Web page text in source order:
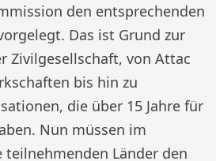
den entsprechenden
Das ist Grund zur
Zivilgesellschaft, von Attac
bis hin zu
die über 15 Jahre für
Nun müssen im
Länder den